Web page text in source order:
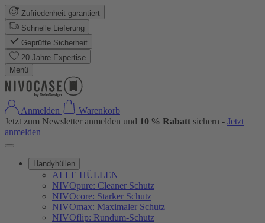
Zufriedenheit garantiert
Schnelle Lieferung
Geprüfte Sicherheit
20 Jahre Expertise
Menü
Anmelden
Warenkorb
Jetzt zum Newsletter anmelden und 10 % Rabatt sichern - Jetzt
anmelden
Handyhüllen
ALLE HÜLLEN
NIVOpure: Cleaner Schutz
NIVOcore: Starker Schutz
NIVOmax: Maximaler Schutz
NIVOflip: Rundum-Schutz